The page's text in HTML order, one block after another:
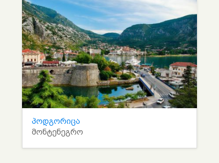
პოდგორიცა
მონტენეგრო